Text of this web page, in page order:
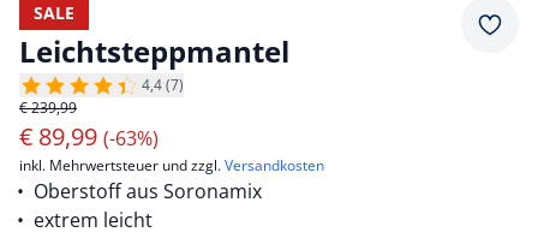
SALE
Leichtsteppmantel
4,4 (7)
€ 239,99
€ 89,99 (-63%)
inkl. Mehrwertsteuer und zzgl.Versandkosten
Oberstoff aus Soronamix
extrem leicht